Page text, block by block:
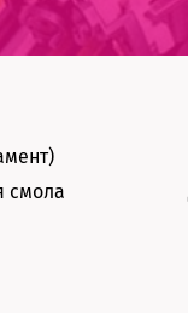
смола